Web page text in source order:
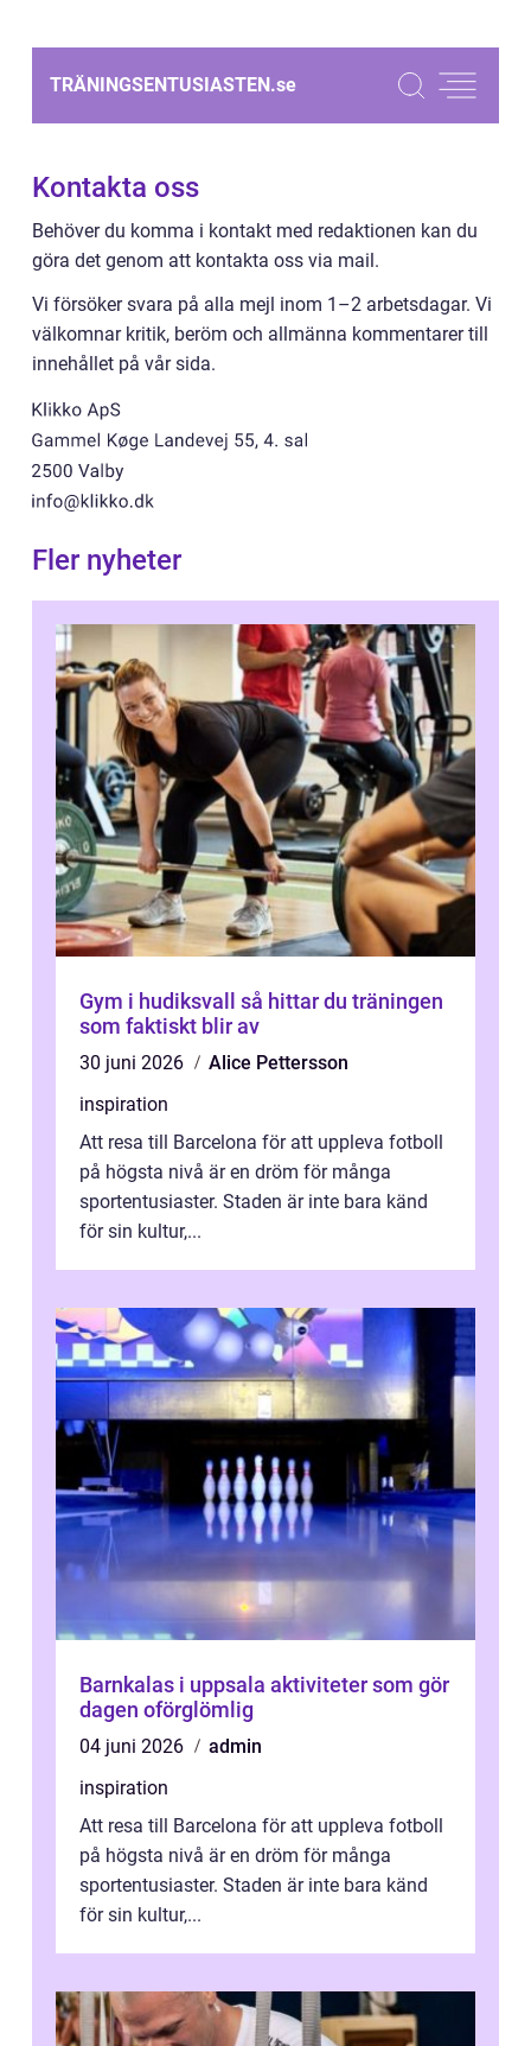
TRÄNINGSENTUSIASTEN.se
Kontakta oss
Behöver du komma i kontakt med redaktionen kan du
göra det genom att kontakta oss via mail.
Vi försöker svara på alla mejl inom 1–2 arbetsdagar. Vi
välkomnar kritik, beröm och allmänna kommentarer till
innehållet på vår sida.
Fler nyheter
Gym i hudiksvall så hittar du träningen
som faktiskt blir av
30 juni 2026
Alice Pettersson
inspiration
Att resa till Barcelona för att uppleva fotboll
på högsta nivå är en dröm för många
sportentusiaster. Staden är inte bara känd
för sin kultur,...
Barnkalas i uppsala aktiviteter som gör
dagen oförglömlig
04 juni 2026
admin
inspiration
Att resa till Barcelona för att uppleva fotboll
på högsta nivå är en dröm för många
sportentusiaster. Staden är inte bara känd
för sin kultur,...